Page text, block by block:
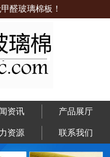
醛玻璃棉板！
资讯 产品展厅
资源 联系我们